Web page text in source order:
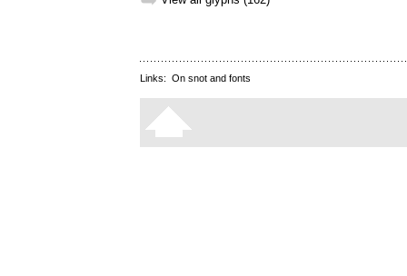
Links: On snot and fonts